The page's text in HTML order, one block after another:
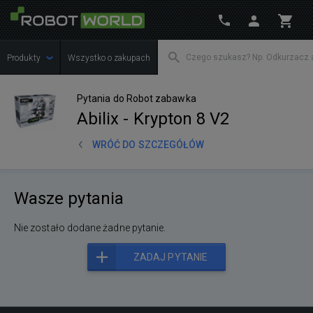
Produkty Wszystko o zakupach
Pytania do Robot zabawka
Abilix - Krypton 8 V2
WRÓĆ DO SZCZEGÓŁÓW
Wasze pytania
Nie zostało dodane żadne pytanie.
ZADAJ PYTANIE